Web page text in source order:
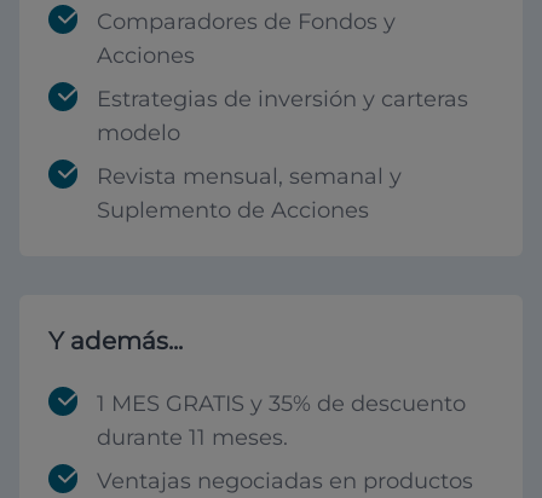
Comparadores de Fondos y
Acciones
Estrategias de inversión y carteras
modelo
Revista mensual, semanal y
Suplemento de Acciones
Y además...
1 MES GRATIS y 35% de descuento
durante 11 meses.
Ventajas negociadas en productos